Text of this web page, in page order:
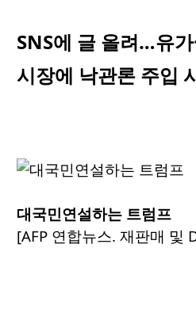
SNS에 글 올려…유
시장에 낙관론 주입
대국민연설하는 트럼프
[AFP 연합뉴스. 재판매 및